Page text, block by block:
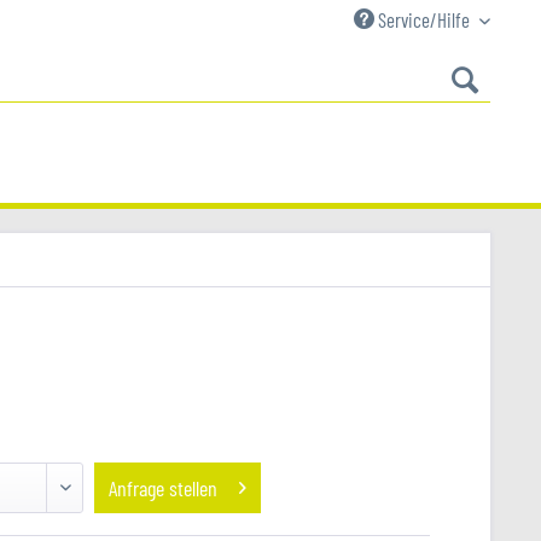
Service/Hilfe
Anfrage stellen